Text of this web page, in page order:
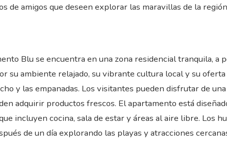
de amigos que deseen explorar las maravillas de la
Blu se encuentra en una zona residencial tranquila, a
su ambiente relajado, su vibrante cultura local y su
y las empanadas. Los visitantes pueden disfrutar de
adquirir productos frescos. El apartamento está
incluyen cocina, sala de estar y áreas al aire libre. Los
de un día explorando las playas y atracciones